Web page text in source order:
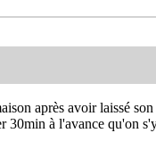
après avoir laissé
30min à l'avance qu'on